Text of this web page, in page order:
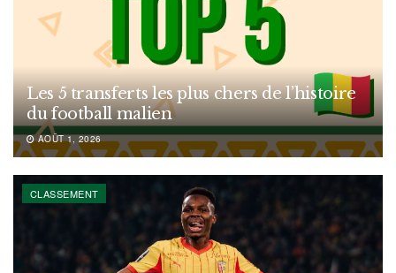
Les 5 transferts les plus chers de l’histoire
du football malien
AOÛT 1, 2026
CLASSEMENT